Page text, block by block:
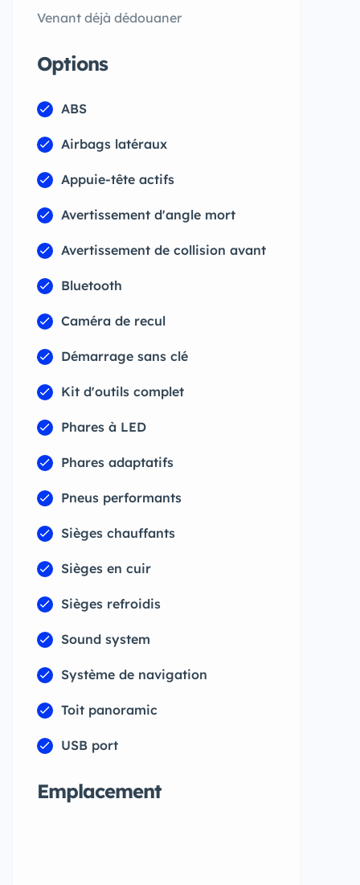
Venant déjà dédouaner
Options
ABS
Airbags latéraux
Appuie-tête actifs
Avertissement d'angle mort
Avertissement de collision avant
Bluetooth
Caméra de recul
Démarrage sans clé
Kit d'outils complet
Phares à LED
Phares adaptatifs
Pneus performants
Sièges chauffants
Sièges en cuir
Sièges refroidis
Sound system
Système de navigation
Toit panoramic
USB port
Emplacement